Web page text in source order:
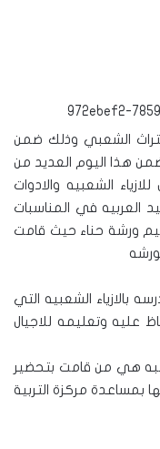
الشعبي وذلك ضمن
هذا اليوم العديد من
الشعبيه والادوات
العربيه في المناسبات
ورشة حناء حيث قامت
بالازياء الشعبيه التي
عليه وتعليمه للاجيال
هي من قامت بتحضير
بمساعدة مركزة التربية